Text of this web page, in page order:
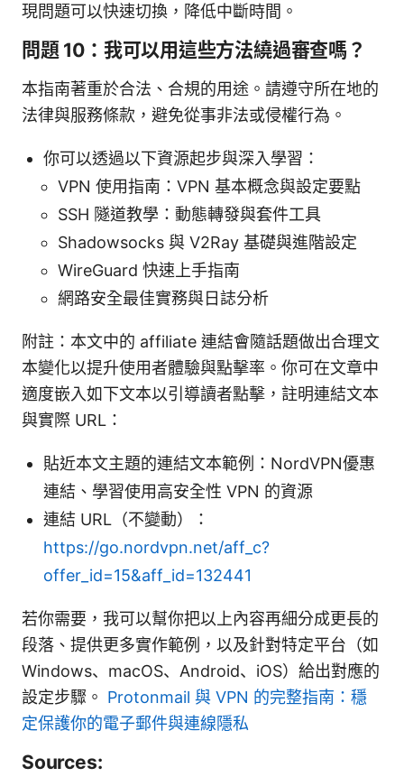
現問題可以快速切換，降低中斷時間。
問題 10：我可以用這些方法繞過審查嗎？
本指南著重於合法、合規的用途。請遵守所在地的
法律與服務條款，避免從事非法或侵權行為。
你可以透過以下資源起步與深入學習：
VPN 使用指南：VPN 基本概念與設定要點
SSH 隧道教學：動態轉發與套件工具
Shadowsocks 與 V2Ray 基礎與進階設定
WireGuard 快速上手指南
網路安全最佳實務與日誌分析
附註：本文中的 affiliate 連結會隨話題做出合理文
本變化以提升使用者體驗與點擊率。你可在文章中
適度嵌入如下文本以引導讀者點擊，註明連結文本
與實際 URL：
貼近本文主題的連結文本範例：NordVPN優惠
連結、學習使用高安全性 VPN 的資源
連結 URL（不變動）：
https://go.nordvpn.net/aff_c?
offer_id=15&aff_id=132441
若你需要，我可以幫你把以上內容再細分成更長的
段落、提供更多實作範例，以及針對特定平台（如
Windows、macOS、Android、iOS）給出對應的
設定步驟。 Protonmail 與 VPN 的完整指南：穩
定保護你的電子郵件與連線隱私
Sources: